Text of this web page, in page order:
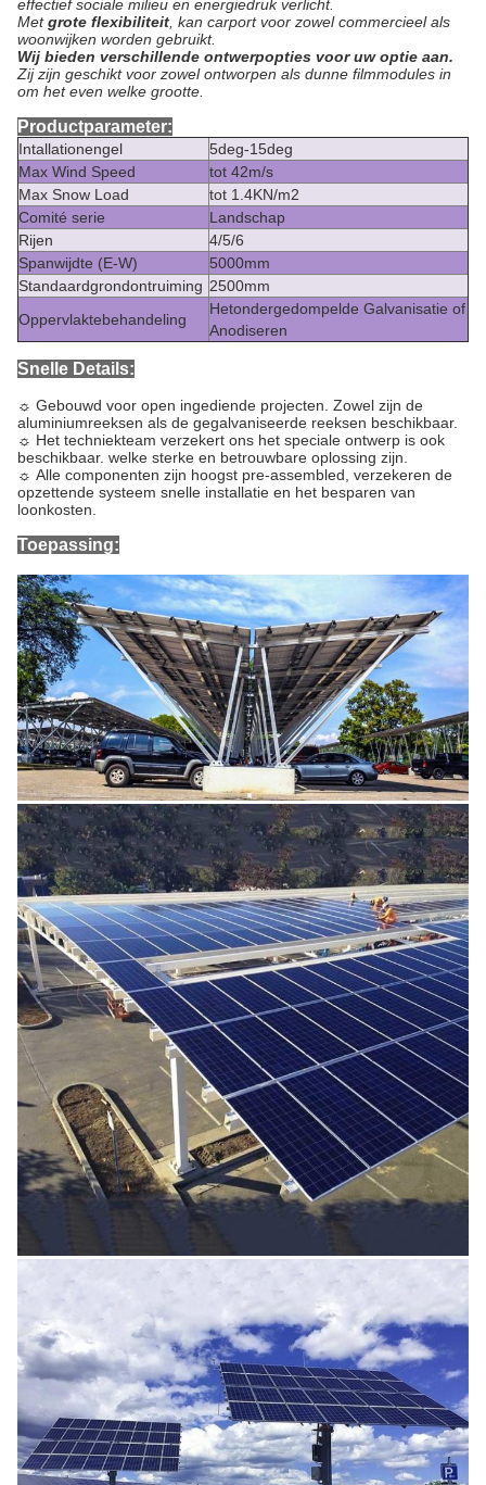
effectief sociale milieu en energiedruk verlicht.
Metgrote flexibiliteit , kan carport voor zowel commercieel als
woonwijken worden gebruikt.
Wij bieden verschillende ontwerpopties voor uw optie aan.
Zij zijn geschikt voor zowel ontworpen als dunne filmmodules in
om het even welke grootte.
Productparameter:
Intallationengel
5deg-15deg
Max Wind Speed
tot 42m/s
Max Snow Load
tot 1.4KN/m2
Comité serie
Landschap
Rijen
4/5/6
Spanwijdte (E-W)
5000mm
Standaardgrondontruiming 2500mm
Oppervlaktebehandeling
Hetondergedompelde Galvanisatie of
Anodiseren
Snelle Details:
☼ Gebouwd voor open ingediende projecten. Zowel zijn de
aluminiumreeksen als de gegalvaniseerde reeksen beschikbaar.
☼ Het techniekteam verzekert ons het speciale ontwerp is ook
beschikbaar. welke sterke en betrouwbare oplossing zijn.
☼ Alle componenten zijn hoogst pre-assembled, verzekeren de
opzettende systeem snelle installatie en het besparen van
loonkosten.
Toepassing: